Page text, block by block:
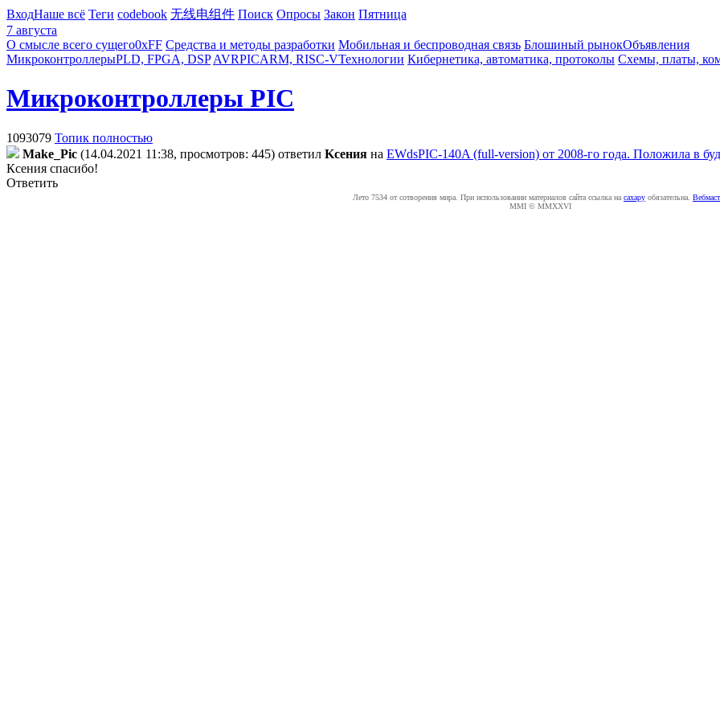
ВходНаше всё Теги codebook 无线电组件 Поиск Опросы Закон Пятница
7 августа
О смысле всего сущего0xFF Средства и методы разработки Мобильная и беспроводная связь Блошиный рынокОбъявления
МикроконтроллерыPLD, FPGA, DSP AVRPICARM, RISC-VТехнологии Кибернетика, автоматика, протоколы Схемы, платы,
Микроконтроллеры PIC
1093079 Топик полностью
Make_Pic (14.04.2021 11:38, просмотров: 445) ответил Kceния на EWdsPIC-140A (full-version) от 2008-го года. Положила в
Ксения спасибо!
Ответить
Лето 7534 от сотворения мира. При использовании материалов сайта ссылка на caxapу обязательна.
MMI © MMXXVI